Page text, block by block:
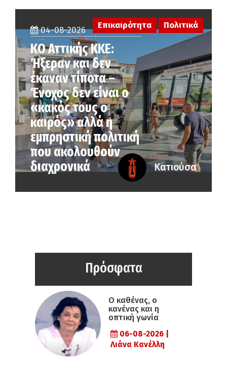
04-08-2026
KO Αττικής ΚΚΕ:
Ήξεραν και δεν
έκαναν τίποτα –
Ένοχος δεν είναι ο
«κακός τους ο
καιρός» αλλά η
εµπρηστική πολιτική
που ακολουθούν
διαχρονικά
Επικαιρότητα Πολιτικά
Κατιούσα
Πρόσφατα
Ο καθένας, ο
κανένας και η
οπτική γωνία
06-08-2026 |
Λιάνα Κανέλλη